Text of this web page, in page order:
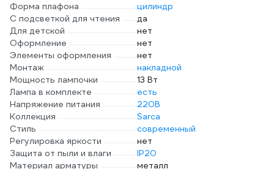
Форма плафона
цилиндр
С подсветкой для чтения
да
Для детской
нет
Оформление
нет
Элементы оформления
нет
Монтаж
накладной
Мощность лампочки
13 Вт
Лампа в комплекте
есть
Напряжение питания
220В
Коллекция
Sarca
Стиль
современный
Регулировка яркости
нет
Защита от пыли и влаги
IP20
Материал арматуры
металл